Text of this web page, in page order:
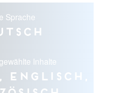
Sprache
Inhalte
Englisch,